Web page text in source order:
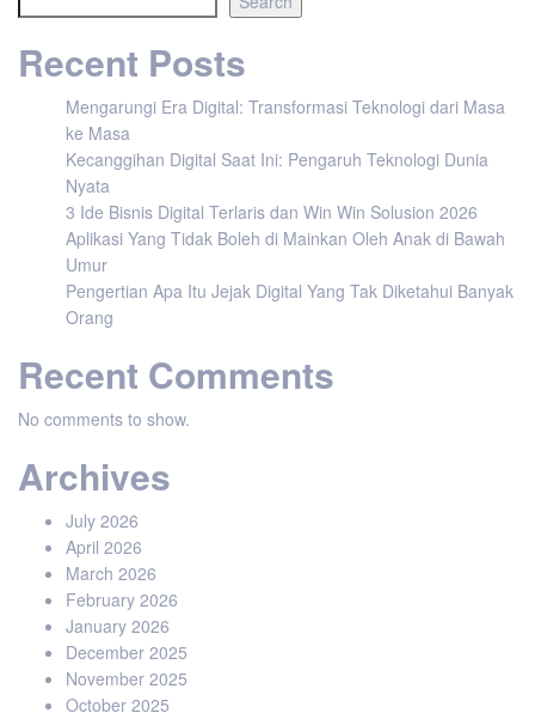
Recent Posts
Mengarungi Era Digital: Transformasi Teknologi dari Masa
ke Masa
Kecanggihan Digital Saat Ini: Pengaruh Teknologi Dunia
Nyata
3 Ide Bisnis Digital Terlaris dan Win Win Solusion 2026
Aplikasi Yang Tidak Boleh di Mainkan Oleh Anak di Bawah
Umur
Pengertian Apa Itu Jejak Digital Yang Tak Diketahui Banyak
Orang
Recent Comments
No comments to show.
Archives
July 2026
April 2026
March 2026
February 2026
January 2026
December 2025
November 2025
October 2025